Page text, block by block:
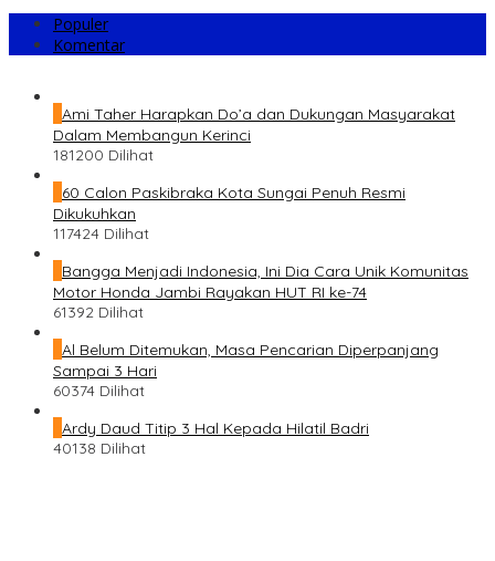
Populer
Komentar
Ami Taher Harapkan Do’a dan Dukungan Masyarakat
Dalam Membangun Kerinci
181200 Dilihat
60 Calon Paskibraka Kota Sungai Penuh Resmi
Dikukuhkan
117424 Dilihat
Bangga Menjadi Indonesia, Ini Dia Cara Unik Komunitas
Motor Honda Jambi Rayakan HUT RI ke-74
61392 Dilihat
Al Belum Ditemukan, Masa Pencarian Diperpanjang
Sampai 3 Hari
60374 Dilihat
Ardy Daud Titip 3 Hal Kepada Hilatil Badri
40138 Dilihat